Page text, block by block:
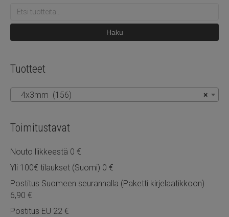
Etsi:
Haku
Tuotteet
×
4x3mm (156)
Toimitustavat
Nouto liikkeestä 0 €
Yli 100€ tilaukset (Suomi) 0 €
Postitus Suomeen seurannalla (Paketti kirjelaatikkoon)
6,90 €
Postitus EU 22 €